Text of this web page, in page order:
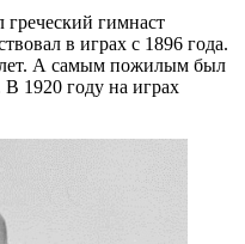
гимнаст
в играх с 1896 года.
А самым пожилым был
1920 году на играх